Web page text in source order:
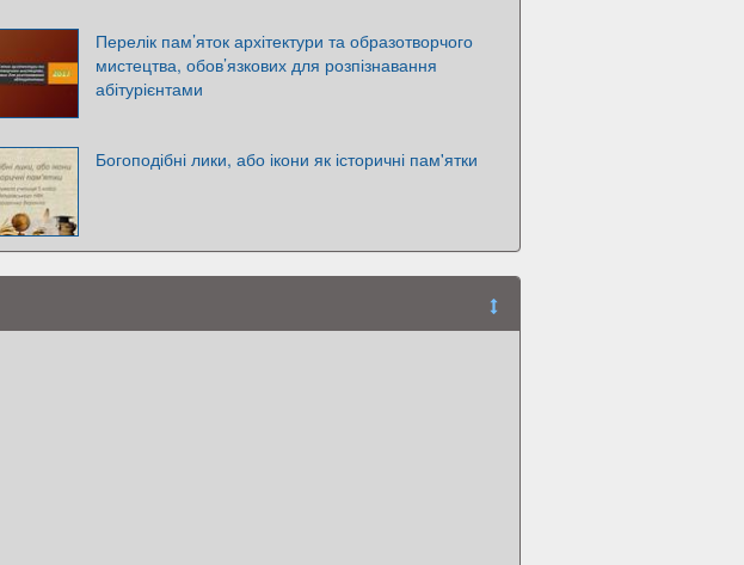
Перелік пам’яток архітектури та образотворчого
мистецтва, обов’язкових для розпізнавання
абітурієнтами
Богоподібні лики, або ікони як історичні пам'ятки